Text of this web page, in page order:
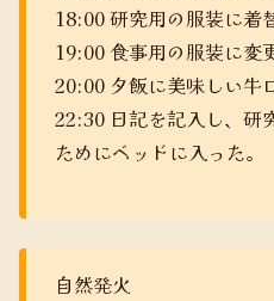
18:00 研究用の服装に着
19:00 食事用の服装に変
20:00 夕飯に美味しい牛
22:30 日記を記入し、研
ためにベッドに入った。
自然発火